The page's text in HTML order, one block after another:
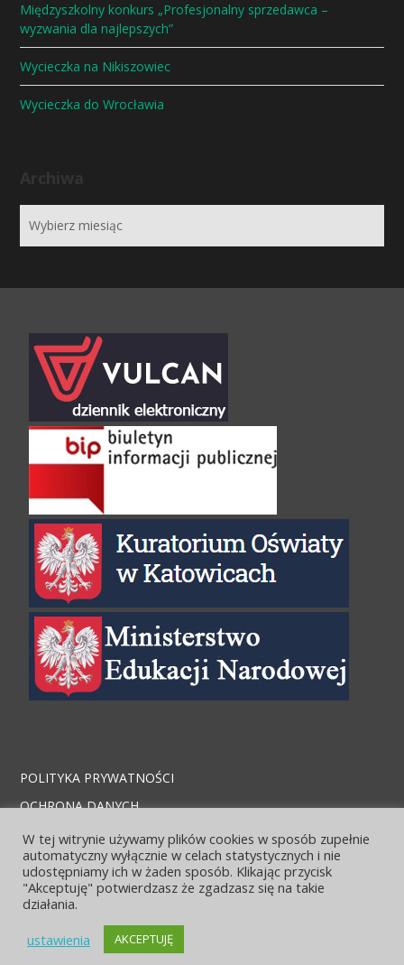
Międzyszkolny konkurs „Profesjonalny sprzedawca –
wyzwania dla najlepszych”
Wycieczka na Nikiszowiec
Wycieczka do Wrocławia
POLITYKA PRYWATNOŚCI
OCHRONA DANYCH
STRONA ARCHIWALNA
KONTAKT I LOKALIZACJA
© 2026 Zespół szkół Ekonomicznych. Bento theme by Satori
W tej witrynie używamy plików cookies w sposób zupełnie
automatyczny wyłącznie w celach statystycznych i nie
udostępniamy ich w żaden sposób. Klikając przycisk
"Akceptuję" potwierdzasz że zgadzasz się na takie
działania.
ustawienia
AKCEPTUJĘ